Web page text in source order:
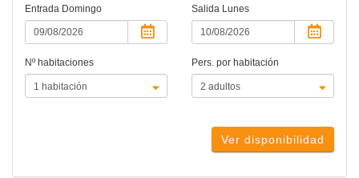
Entrada Domingo Salida Lunes
Nº habitaciones Pers. por habitación
Ver disponibilidad